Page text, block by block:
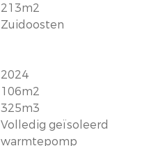
213m2
Zuidoosten
2024
106m2
325m3
Volledig geïsoleerd
warmtepomp